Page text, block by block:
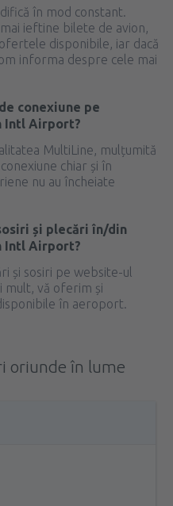
în mod constant.
ieftine bilete de avion,
disponibile, iar dacă
informa despre cele mai
conexiune pe
Intl Airport?
MultiLine, mulțumită
chiar și în
nu au încheiate
și plecări în/din
Intl Airport?
și sosiri pe website-ul
mult, vă oferim și
în aeroport.
oriunde în lume